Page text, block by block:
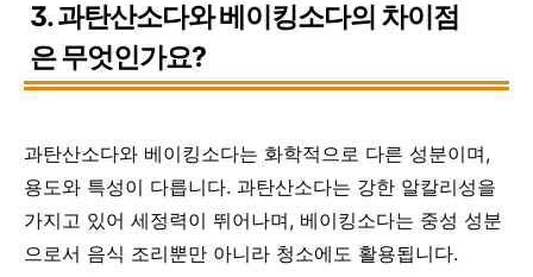
3. 과탄산소다와 베이킹소다의 차이점
은 무엇인가요?
과탄산소다와 베이킹소다는 화학적으로 다른 성분이며,
용도와 특성이 다릅니다. 과탄산소다는 강한 알칼리성을
가지고 있어 세정력이 뛰어나며, 베이킹소다는 중성 성분
으로서 음식 조리뿐만 아니라 청소에도 활용됩니다.